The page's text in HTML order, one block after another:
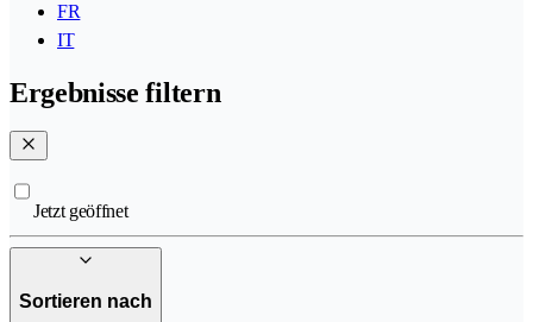
FR
IT
Ergebnisse filtern
Jetzt geöffnet
Sortieren nach